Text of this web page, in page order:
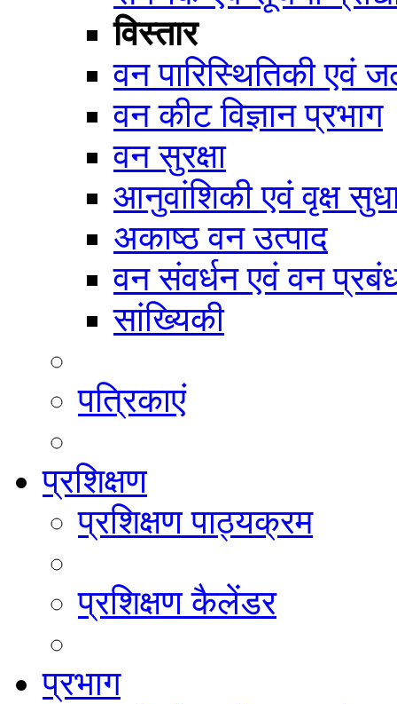
विस्तार
वन पारिस्थितिकी एवं
वन कीट विज्ञान प्रभाग
वन सुरक्षा
आनुवांशिकी एवं वृक्ष
अकाष्ठ वन उत्पाद
वन संवर्धन एवं वन
सांख्यिकी
पत्रिकाएं
प्रशिक्षण
प्रशिक्षण पाठ्यक्रम
प्रशिक्षण कैलेंडर
प्रभाग